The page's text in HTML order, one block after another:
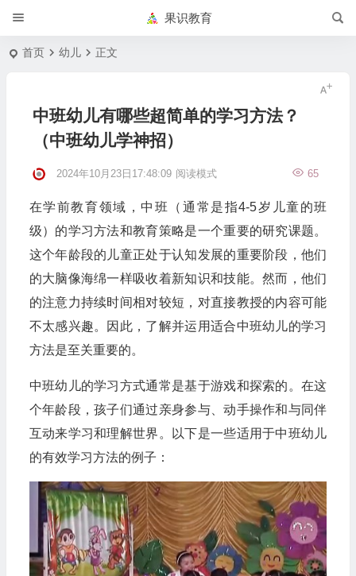
果识教育
首页 幼儿 正文
中班幼儿有哪些超简单的学习方法？
（中班幼儿学神招）
2024年10月23日17:48:09 65
阅读模式
在学前教育领域，中班（通常是指4-5岁儿童的班
级）的学习方法和教育策略是一个重要的研究课题。
这个年龄段的儿童正处于认知发展的重要阶段，他们
的大脑像海绵一样吸收着新知识和技能。然而，他们
的注意力持续时间相对较短，对直接教授的内容可能
不太感兴趣。因此，了解并运用适合中班幼儿的学习
方法是至关重要的。
中班幼儿的学习方式通常是基于游戏和探索的。在这
个年龄段，孩子们通过亲身参与、动手操作和与同伴
互动来学习和理解世界。以下是一些适用于中班幼儿
的有效学习方法的例子：